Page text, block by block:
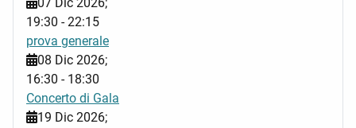
19:30 -22:15
prova generale
08 Dic 2026;
16:30 - 18:30
Concerto di Gala
19 Dic 2026;